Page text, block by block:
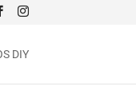
DIY